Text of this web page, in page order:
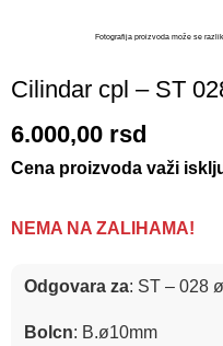
Fotografija proizvoda može se
Cilindar cpl – ST
6.000,00 rsd
Cena proizvoda važi
NEMA NA ZALIHAMA!
Odgovara za: ST – 028
Bolcn: B.ø10mm